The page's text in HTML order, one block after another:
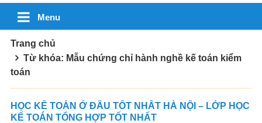
Menu
Trang chủ
Từ khóa: Mẫu chứng chỉ hành nghề kế toán kiểm
toán
HỌC KẾ TOÁN Ở ĐÂU TỐT NHẤT HÀ NỘI – LỚP HỌC
KẾ TOÁN TỔNG HỢP TỐT NHẤT